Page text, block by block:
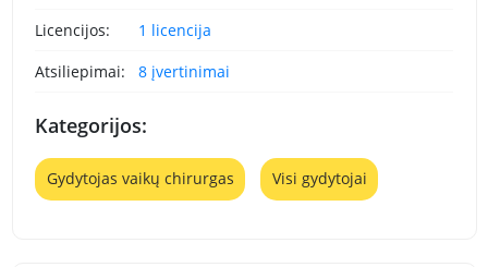
Licencijos:
1 licencija
Atsiliepimai:
8 įvertinimai
Kategorijos:
Gydytojas vaikų chirurgas Visi gydytojai